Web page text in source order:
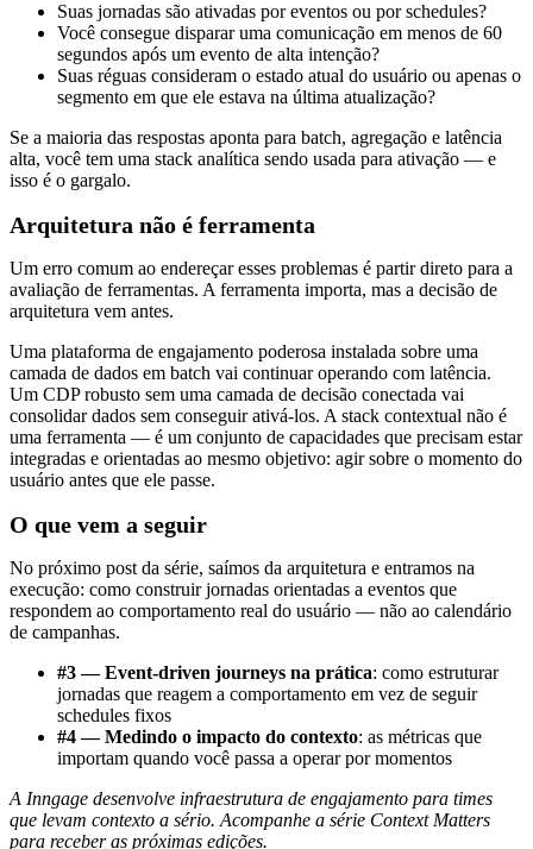
Suas jornadas são ativadas por eventos ou por schedules?
Você consegue disparar uma comunicação em menos de 60
segundos após um evento de alta intenção?
Suas réguas consideram o estado atual do usuário ou apenas o
segmento em que ele estava na última atualização?
Se a maioria das respostas aponta para batch, agregação e latência
alta, você tem uma stack analítica sendo usada para ativação — e
isso é o gargalo.
Arquitetura não é ferramenta
Um erro comum ao endereçar esses problemas é partir direto para a
avaliação de ferramentas. A ferramenta importa, mas a decisão de
arquitetura vem antes.
Uma plataforma de engajamento poderosa instalada sobre uma
camada de dados em batch vai continuar operando com latência.
Um CDP robusto sem uma camada de decisão conectada vai
consolidar dados sem conseguir ativá-los. A stack contextual não é
uma ferramenta — é um conjunto de capacidades que precisam estar
integradas e orientadas ao mesmo objetivo: agir sobre o momento do
usuário antes que ele passe.
O que vem a seguir
No próximo post da série, saímos da arquitetura e entramos na
execução: como construir jornadas orientadas a eventos que
respondem ao comportamento real do usuário — não ao calendário
de campanhas.
#3 — Event-driven journeys na prática: como estruturar
jornadas que reagem a comportamento em vez de seguir
schedules fixos
#4 — Medindo o impacto do contexto: as métricas que
importam quando você passa a operar por momentos
A Inngage desenvolve infraestrutura de engajamento para times
que levam contexto a sério. Acompanhe a série Context Matters
para receber as próximas edições.